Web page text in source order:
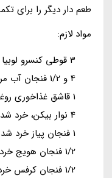
طعم دار دیگر را برای
مواد لازم:
3 قوطی کنسرو لوبیا سفید، تقسیم شده
4 و 1/2 فنجان آب مرغ، تقسیم شده
1 قاشق غذاخوری روغن زیتون
4 نوار بیکن، خرد شده
1 فنجان پیاز خرد شده
1/2 فنجان هویج خرد شده
1/2 فنجان کرفس خرد شده